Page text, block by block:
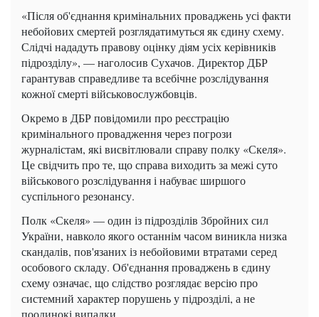
«Після об'єднання кримінальних проваджень усі факти
небойових смертей розглядатимуться як єдину схему.
Слідчі нададуть правову оцінку діям усіх керівників
підрозділу», — наголосив Сухачов. Директор ДБР
гарантував справедливе та всебічне розслідування
кожної смерті військовослужбовців.
Окремо в ДБР повідомили про реєстрацію
кримінального провадження через погрози
журналістам, які висвітлювали справу полку «Скеля».
Це свідчить про те, що справа виходить за межі суто
військового розслідування і набуває ширшого
суспільного резонансу.
Полк «Скеля» — один із підрозділів Збройних сил
України, навколо якого останнім часом виникла низка
скандалів, пов'язаних із небойовими втратами серед
особового складу. Об'єднання проваджень в єдину
схему означає, що слідство розглядає версію про
системний характер порушень у підрозділі, а не